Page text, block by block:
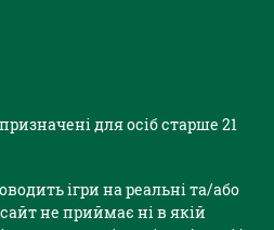
для осіб старше 21
ігри на реальні та/або
не приймає ні в якій